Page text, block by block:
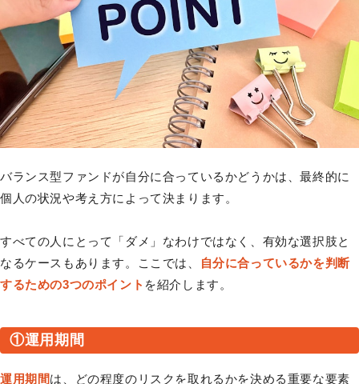
バランス型ファンドが自分に合っているかどうかは、最終的に
個人の状況や考え方によって決まります。
すべての人にとって「ダメ」なわけではなく、有効な選択肢と
なるケースもあります。ここでは、
自分に合っているかを判断
するための3つのポイント を紹介します。
①運用期間
運用期間は、どの程度のリスクを取れるかを決める重要な要素